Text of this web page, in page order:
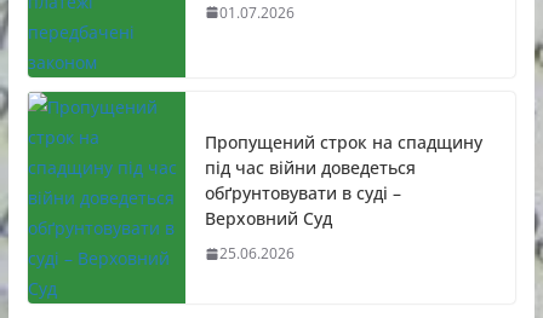
01.07.2026
Пропущений строк на спадщину
під час війни доведеться
обґрунтовувати в суді –
Верховний Суд
25.06.2026